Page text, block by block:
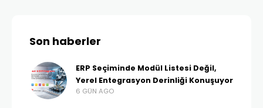
Son haberler
ERP Seçiminde Modül Listesi Değil,
Yerel Entegrasyon Derinliği Konuşuyor
6 GÜN AGO